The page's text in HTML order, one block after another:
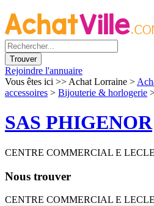
Rejoindre l'annuaire
Vous êtes ici >> Achat Lorraine >
accessoires > Bijouterie & horlogerie
SAS PHIGENOR
CENTRE COMMERCIAL E
Nous trouver
CENTRE COMMERCIAL E